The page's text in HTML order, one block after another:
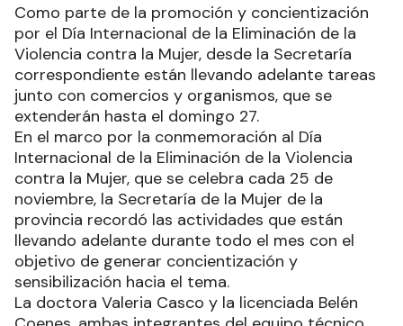
Como parte de la promoción y concientización
por el Día Internacional de la Eliminación de la
Violencia contra la Mujer, desde la Secretaría
correspondiente están llevando adelante tareas
junto con comercios y organismos, que se
extenderán hasta el domingo 27.
En el marco por la conmemoración al Día
Internacional de la Eliminación de la Violencia
contra la Mujer, que se celebra cada 25 de
noviembre, la Secretaría de la Mujer de la
provincia recordó las actividades que están
llevando adelante durante todo el mes con el
objetivo de generar concientización y
sensibilización hacia el tema.
La doctora Valeria Casco y la licenciada Belén